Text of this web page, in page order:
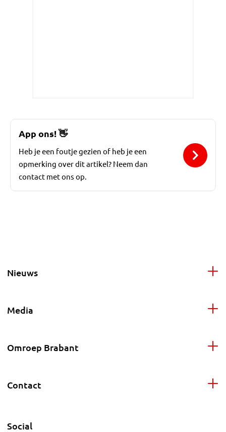
App ons!👋
Heb je een foutje gezien of heb je een
opmerking over dit artikel? Neem dan
contact met ons op.
Nieuws
Media
Omroep Brabant
Contact
Social